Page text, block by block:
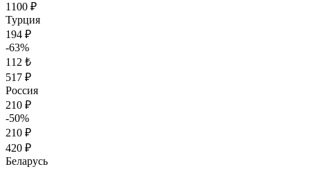
1100 ₽
Турция
194 ₽
-63%
112 ₺
517 ₽
Россия
210 ₽
-50%
210 ₽
420 ₽
Беларусь